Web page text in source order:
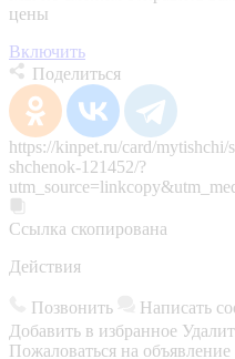
цены
Включить
Поделиться
https://kinpet.ru/card/
shchenok-121452/?
Ссылка скопирована
Действия
Позвонить Написать
Добавить в избранное
Пожаловаться на объявление